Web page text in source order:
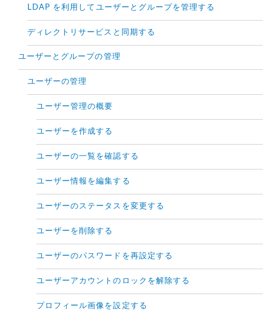
LDAP を利用してユーザーとグループを管理する
ディレクトリサービスと同期する
ユーザーとグループの管理
ユーザーの管理
ユーザー管理の概要
ユーザーを作成する
ユーザーの一覧を確認する
ユーザー情報を編集する
ユーザーのステータスを変更する
ユーザーを削除する
ユーザーのパスワードを再設定する
ユーザーアカウントのロックを解除する
プロフィール画像を設定する